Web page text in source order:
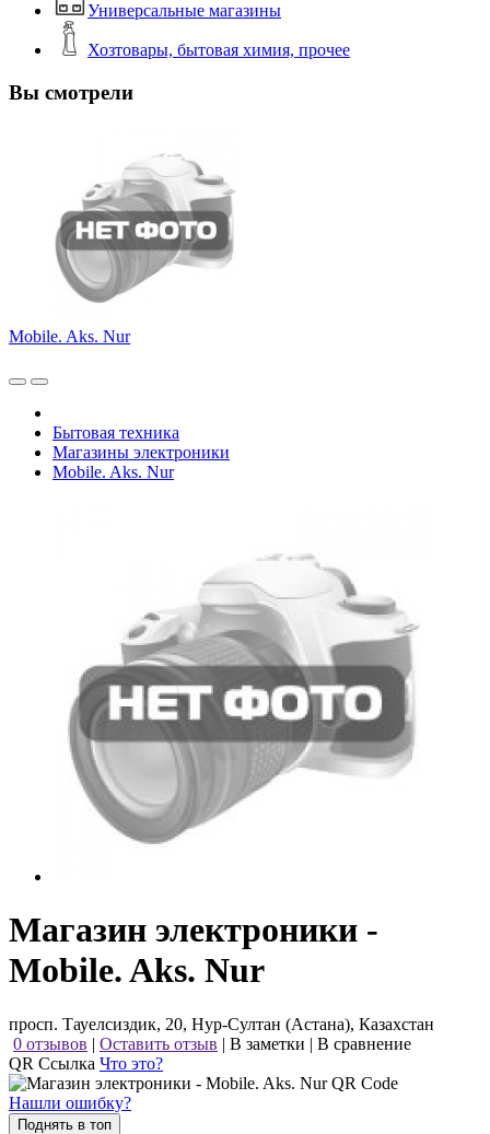
Универсальные магазины
Хозтовары, бытовая химия, прочее
Вы смотрели
Mobile. Aks. Nur
Бытовая техника
Магазины электроники
Mobile. Aks. Nur
Магазин электроники -
Mobile. Aks. Nur
просп. Тауелсиздик, 20, Нур-Султан (Астана), Казахстан
0 отзывов | Оставить отзыв | В заметки | В сравнение
QR Ссылка Что это?
Нашли ошибку?
Поднять в топ